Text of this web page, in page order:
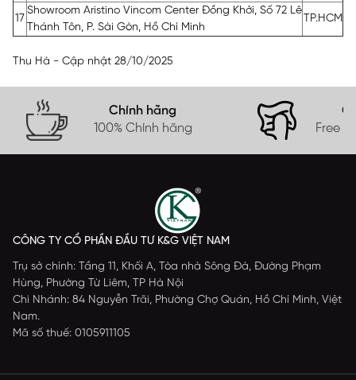
17
Showroom Aristino Vincom Center Đồng Khởi, Số 72 Lê
Thánh Tôn, P. Sài Gòn, Hồ Chí Minh
TP.HCM
Thu Hà - Cập nhật 28/10/2025
Chính hãng
100% Chính hãng
Free
CÔNG TY CỔ PHẦN ĐẦU TƯ K&G VIỆT NAM
Trụ sở chính: Tầng 11, Khối A, Tòa nhà Sông Đà, Đường Phạm
Hùng, Phường Từ Liêm, TP Hà Nội
Chi Nhánh: 84 Nguyễn Trãi, Phường Chợ Quán, Hồ Chí Minh, Việt
Nam.
Mã số thuế: 0105911105